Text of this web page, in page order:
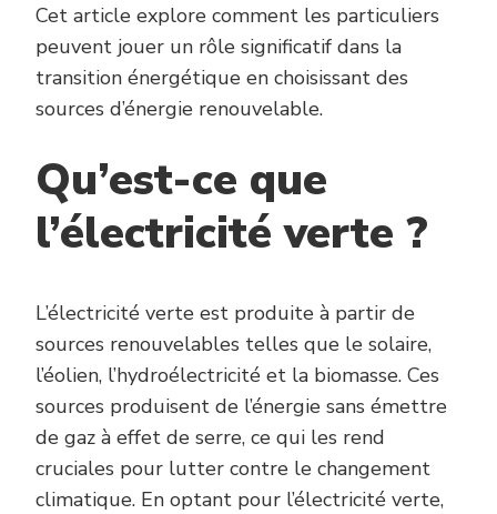
Cet article explore comment les particuliers
peuvent jouer un rôle significatif dans la
transition énergétique en choisissant des
sources d’énergie renouvelable.
Qu’est-ce que
l’électricité verte ?
L’électricité verte est produite à partir de
sources renouvelables telles que le solaire,
l’éolien, l’hydroélectricité et la biomasse. Ces
sources produisent de l’énergie sans émettre
de gaz à effet de serre, ce qui les rend
cruciales pour lutter contre le changement
climatique. En optant pour l’électricité verte,